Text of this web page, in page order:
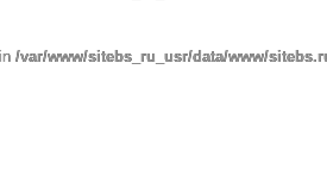
/var/www/sitebs_ru_usr/data/www/